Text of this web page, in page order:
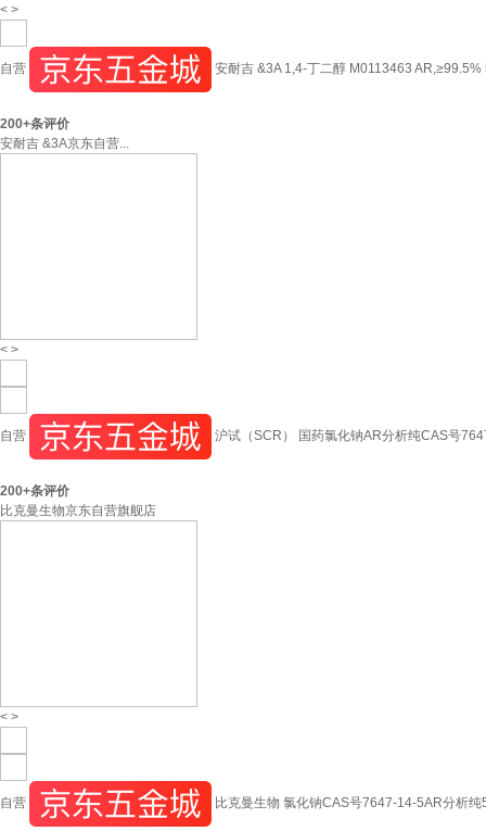
< >
自营 安耐吉 &3A 1,4-丁二醇 M0113463
200+条评价
安耐吉 &3A京东自营...
< >
自营 沪试（SCR） 国药氯化钠AR分析纯CAS号
200+条评价
比克曼生物京东自营旗舰店
< >
自营 比克曼生物 氯化钠CAS号7647-14-5AR分析